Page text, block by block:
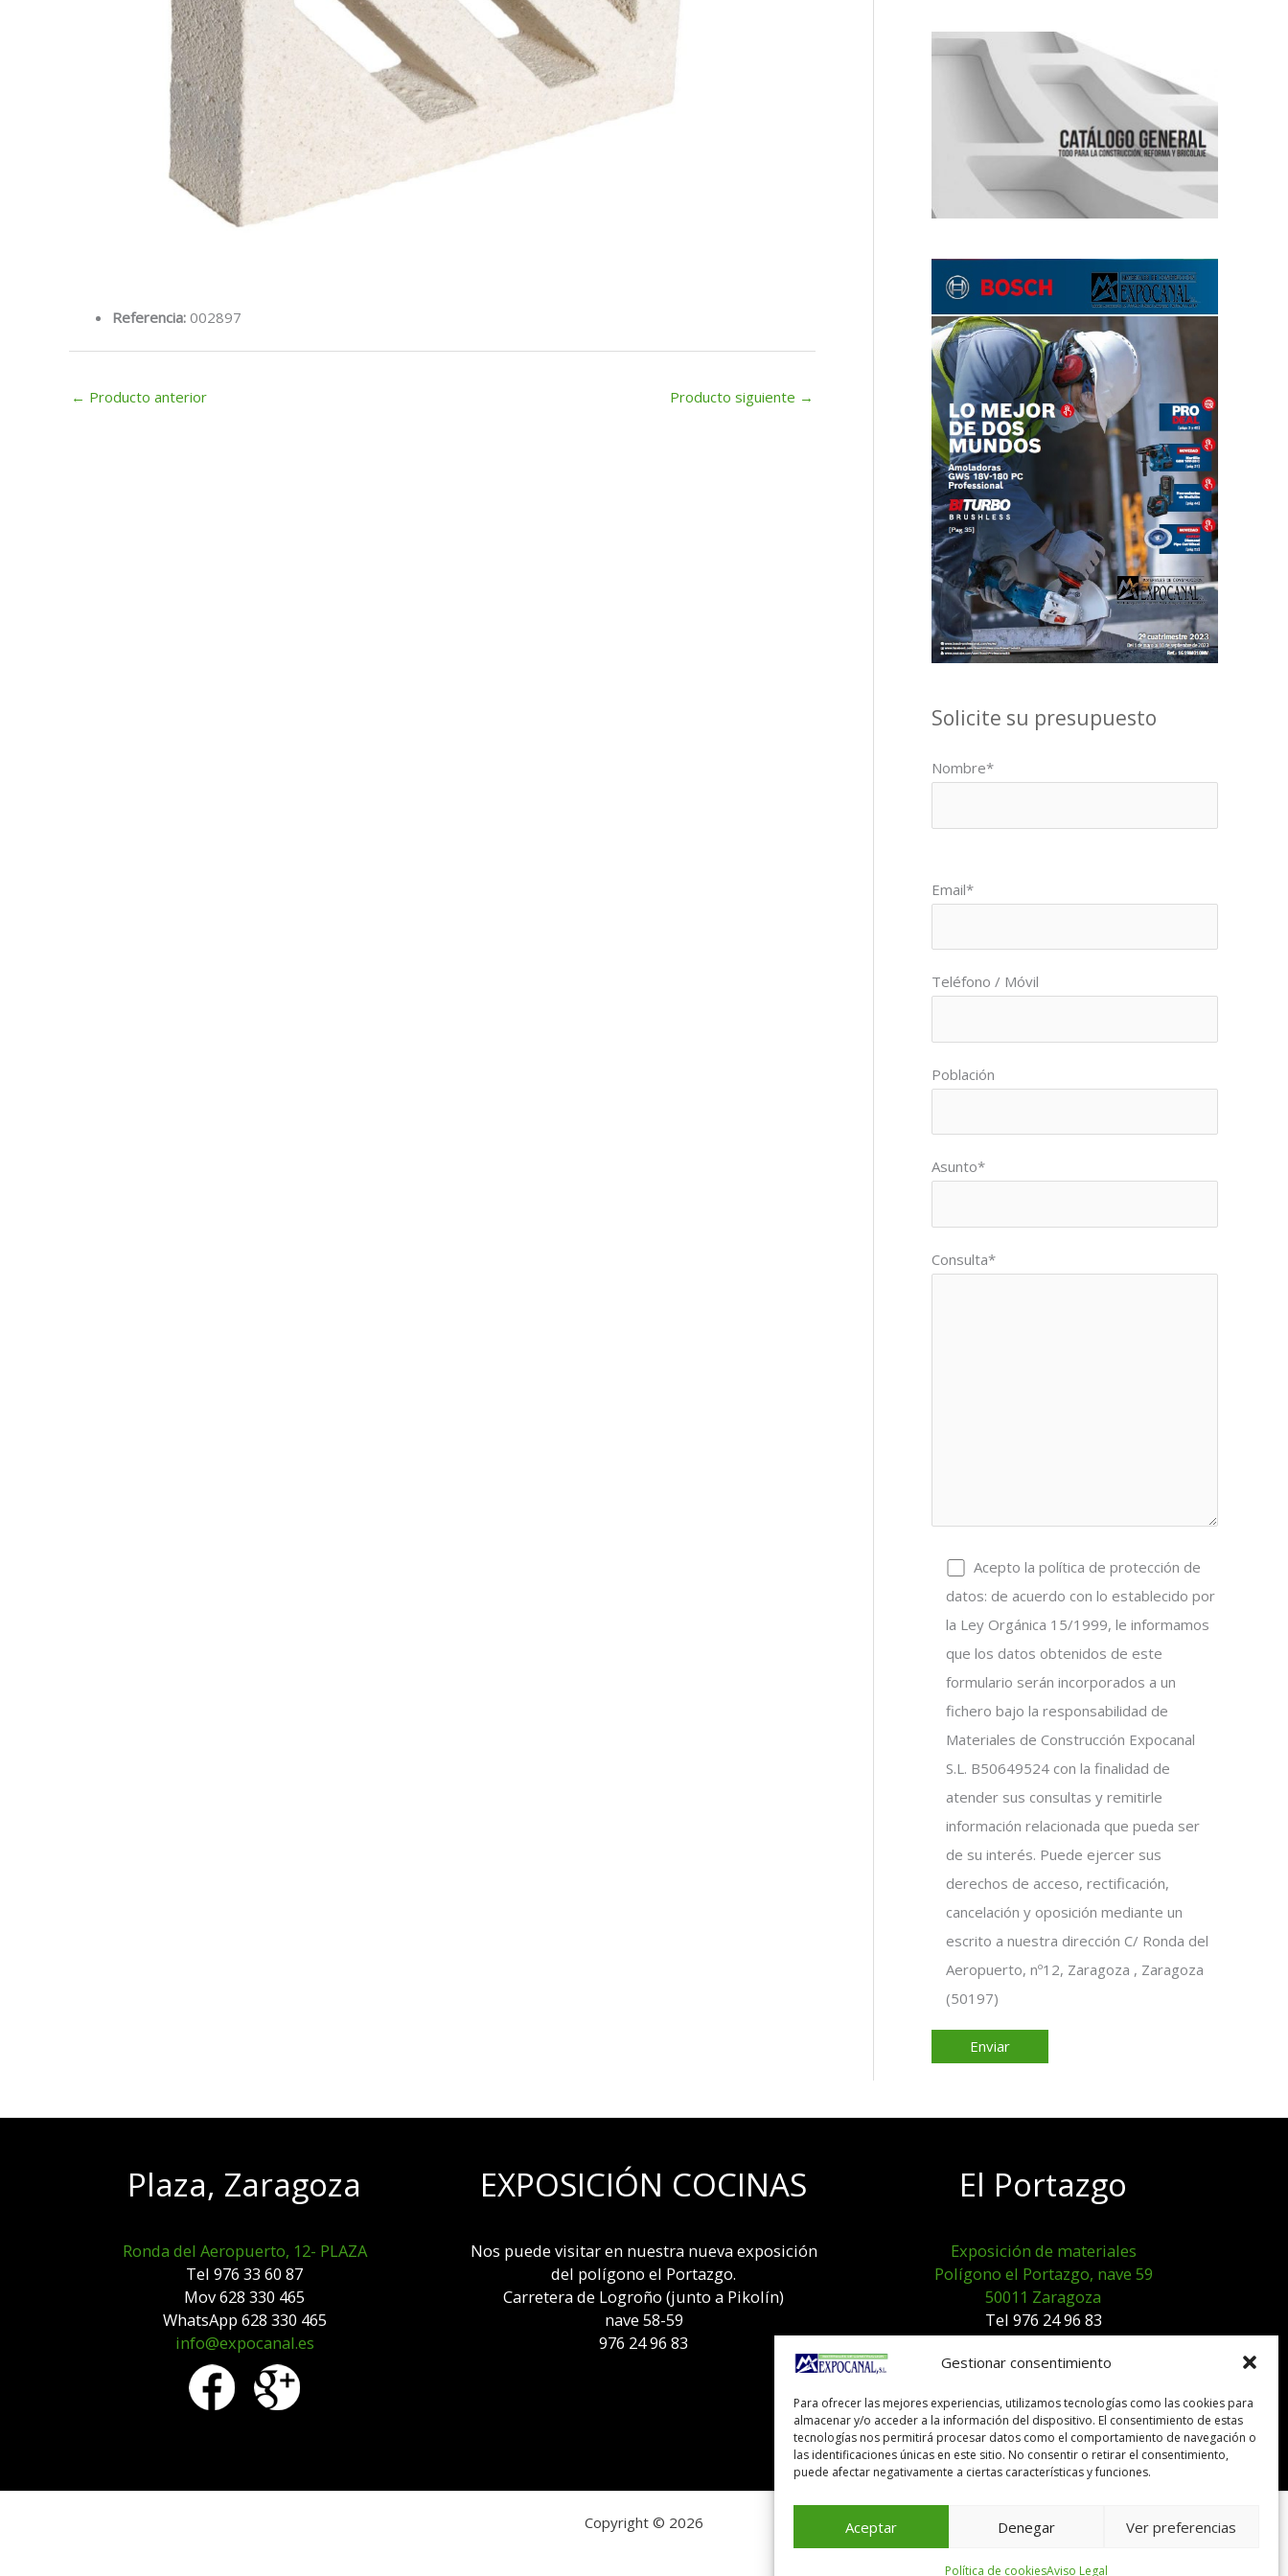
Gestionar consentimiento
Para ofrecer las mejores experiencias, utilizamos tecnologías como las cookies para
almacenar y/o acceder a la información del dispositivo. El consentimiento de estas
tecnologías nos permitirá procesar datos como el comportamiento de navegación o
las identificaciones únicas en este sitio. No consentir o retirar el consentimiento,
puede afectar negativamente a ciertas características y funciones.
Aceptar Denegar Ver preferencias
Política de cookiesAviso Legal
Referencia: 002897
← Producto anterior Producto siguiente →
Solicite su presupuesto
Nombre*
Email*
Teléfono / Móvil
Población
Asunto*
Consulta*
Acepto la política de protección de
datos: de acuerdo con lo establecido por
la Ley Orgánica 15/1999, le informamos
que los datos obtenidos de este
formulario serán incorporados a un
fichero bajo la responsabilidad de
Materiales de Construcción Expocanal
S.L. B50649524 con la finalidad de
atender sus consultas y remitirle
información relacionada que pueda ser
de su interés. Puede ejercer sus
derechos de acceso, rectificación,
cancelación y oposición mediante un
escrito a nuestra dirección C/ Ronda del
Aeropuerto, nº12, Zaragoza , Zaragoza
(50197)
Plaza, Zaragoza
Ronda del Aeropuerto, 12- PLAZA
Tel 976 33 60 87
Mov 628 330 465
WhatsApp 628 330 465
info@expocanal.es
EXPOSICIÓN COCINAS
Nos puede visitar en nuestra nueva exposición
del polígono el Portazgo.
Carretera de Logroño (junto a Pikolín)
nave 58-59
976 24 96 83
El Portazgo
Exposición de materiales
Polígono el Portazgo, nave 59
50011 Zaragoza
Tel 976 24 96 83
exposicion@expocanal.es
Aviso Legal
Política de cookies
Copyright © 2026